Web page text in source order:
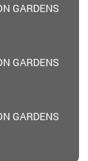
GARDENS
GARDENS
GARDENS